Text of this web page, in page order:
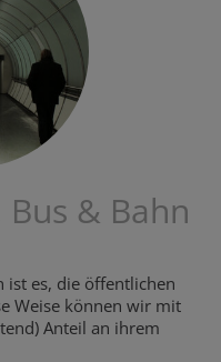
& Bahn
ist es, die öffentlichen
Weise können wir mit
Anteil an ihrem